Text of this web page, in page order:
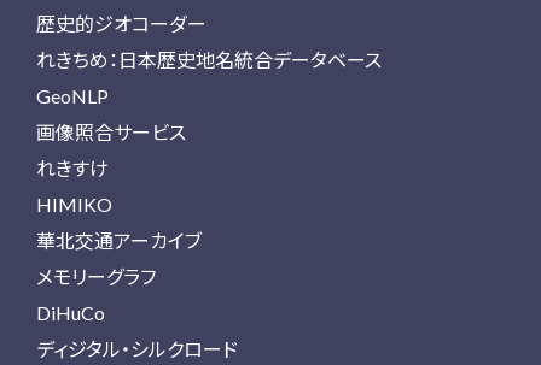
歴史的ジオコーダー
れきちめ：日本歴史地名統合データベース
GeoNLP
画像照合サービス
れきすけ
HIMIKO
華北交通アーカイブ
メモリーグラフ
DiHuCo
ディジタル・シルクロード